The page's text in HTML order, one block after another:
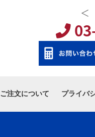
＜
ご注文について プライバ